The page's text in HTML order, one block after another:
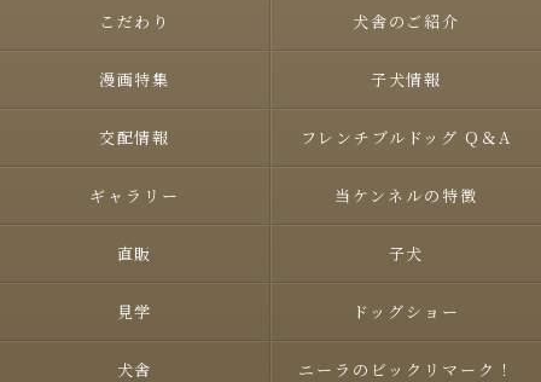
こだわり 犬舎のご紹介
漫画特集 子犬情報
交配情報 フレンチブルドッグ Q＆A
ギャラリー 当ケンネルの特徴
直販 子犬
見学 ドッグショー
犬舎 ニーラのビックリマーク！